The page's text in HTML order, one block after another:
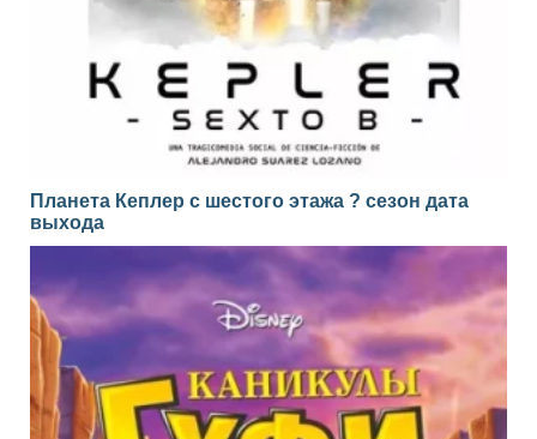
Планета Кеплер с шестого этажа ? сезон дата
выхода